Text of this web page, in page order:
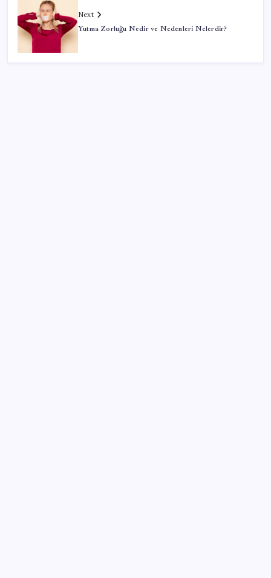
Next
Yutma Zorluğu Nedir ve Nedenleri Nelerdir?